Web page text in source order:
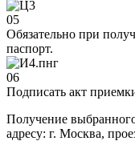
05
Обязательно при
паспорт.
06
Подписать акт
Получение
адресу: г. Москва,